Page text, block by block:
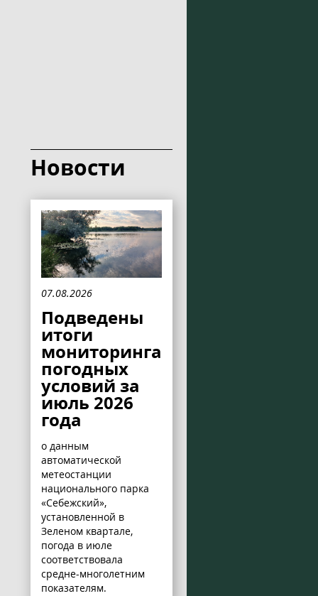
Новости
07.08.2026
Подведены
итоги
мониторинга
погодных
условий за
июль 2026
года
о данным
автоматической
метеостанции
национального парка
«Себежский»,
установленной в
Зеленом квартале,
погода в июле
соответствовала
средне-многолетним
показателям.